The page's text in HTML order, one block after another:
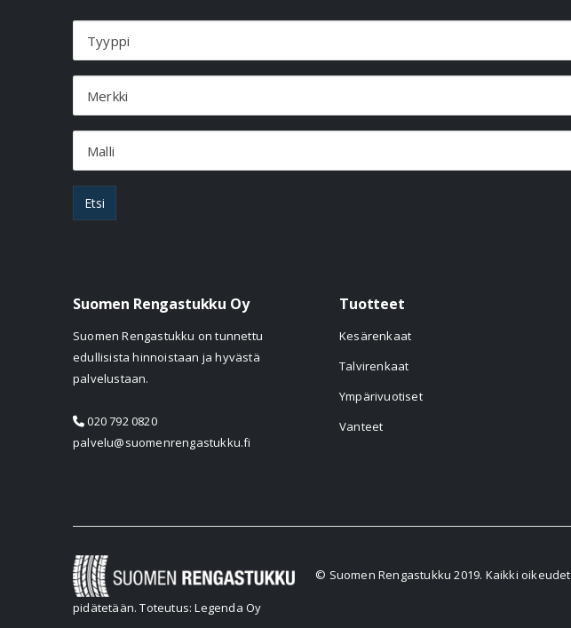
Tyyppi
Merkki
Malli
Etsi
Suomen Rengastukku Oy
Suomen Rengastukku on tunnettu
edullisista hinnoistaan ja hyvästä
palvelustaan.
020 792 0820
palvelu@suomenrengastukku.fi
Tuotteet
Kesärenkaat
Talvirenkaat
Ympärivuotiset
Vanteet
© Suomen Rengastukku 2019. Kaikki oikeudet
pidätetään.Toteutus: Legenda Oy